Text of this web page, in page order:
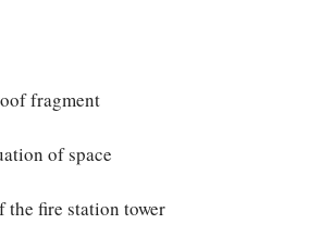
fragment
of space
the fire station tower